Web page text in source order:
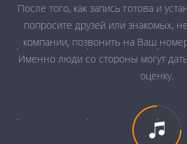
После того, как запись готова и
попросите друзей или знакомых,
компании, позвонить на Ваш
Именно люди со стороны могут
оценку.